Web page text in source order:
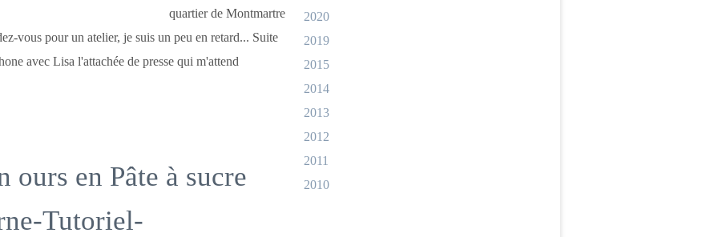
quartier de Montmartre
vous pour un atelier, je suis un peu en retard... Suite
avec Lisa l'attachée de presse qui m'attend
ours en Pâte à sucre
Tutoriel-
2020
2019
2015
2014
2013
2012
2011
2010